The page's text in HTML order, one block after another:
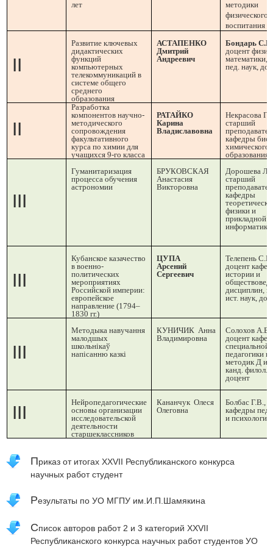
лет
методики
физического
воспитания
II
Развитие ключевых
дидактических
функций
компьютерных
телекоммуникаций в
системе общего
среднего
образования
АСТАПЕНКО
Дмитрий
Андреевич
Бондарь С.Р.,
доцент
математики,
пед. наук,
II
Разработка
компонентов научно-
методического
сопровождения
факультативного
курса по химии для
учащихся 9-го класса
РАТАЙКО
Карина
Владиславовна
Некрасова
старший
кафедры
химического
образования
III
Гуманитаризация
процесса обучения
астрономии
БРУКОВСКАЯ
Анастасия
Викторовна
Дорошева
старший
кафедры
физики и
прикладной
информатики
III
Кубанское казачество
в военно-
политических
мероприятиях
Российской империи:
европейское
направление (1794–
1830 гг.)
ЦУПА
Арсений
Сергеевич
Телепень
доцент
истории и
дисциплин,
ист. наук,
III
Методыка навучання
малодшых
школьнікаў
напісанню казкі
КУНИЧИК Анна
Владимировна
Солохов А.В.,
доцент
специальной
педагогики и
методик Д и
канд. филол.
доцент
III
Нейропедагогические
основы организации
исследовательской
деятельности
старшеклассников
Кананчук Олеся
Олеговна
Болбас Г.В.,
кафедры
и психологии
Приказ от итогах XXVII Республиканского конкурса
научных работ студент
Результаты по УО МГПУ им.И.П.Шамякина
Список авторов работ 2 и 3 категорий XXVII
Республиканского конкурса научных работ студентов УО